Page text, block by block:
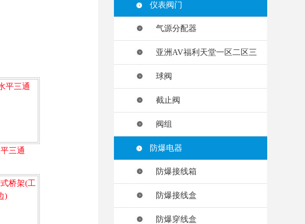
三通
仪表阀门
气源分配器
亚洲AV福利天堂一区二区三
球阀
截止阀
阀组
防爆电器
防爆接线箱
防爆接线盒
防爆穿线盒